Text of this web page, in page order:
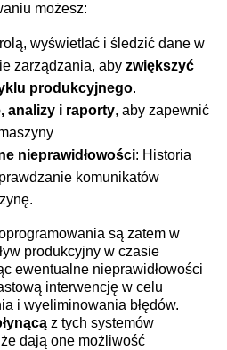
możesz:
wyświetlać i śledzić dane w
zarządzania, aby zwiększyć
produkcyjnego.
analizy i raporty, aby zapewnić
nieprawidłowości: Historia
komunikatów
są zatem w
produkcyjny w czasie
ewentualne nieprawidłowości
interwencję w celu
i wyeliminowania błędów.
z tych systemów
dają one możliwość